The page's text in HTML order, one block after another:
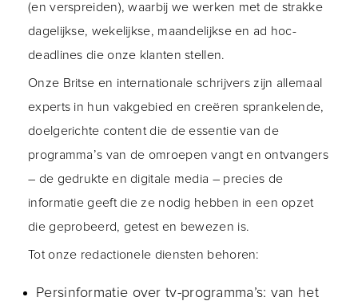
(en verspreiden), waarbij we werken met de strakke
dagelijkse, wekelijkse, maandelijkse en ad hoc-
deadlines die onze klanten stellen.
Onze Britse en internationale schrijvers zijn allemaal
experts in hun vakgebied en creëren sprankelende,
doelgerichte content die de essentie van de
programma’s van de omroepen vangt en ontvangers
– de gedrukte en digitale media – precies de
informatie geeft die ze nodig hebben in een opzet
die geprobeerd, getest en bewezen is.
Tot onze redactionele diensten behoren:
Persinformatie over tv-programma’s: van het